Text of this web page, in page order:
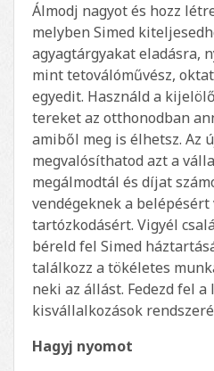
Álmodj nagyot és hozz
melyben Simed
agyagtárgyakat eladásra,
mint tetoválóművész,
egyedit. Használd a
tereket az otthonodban
amiből meg is élhetsz. Az
megvalósíthatod azt a
megálmodtál és díjat
vendégeknek a belépésért
tartózkodásért. Vigyél
béreld fel Simed
találkozz a tökéletes
neki az állást. Fedezd fel
kisvállalkozások
Hagyj nyomot